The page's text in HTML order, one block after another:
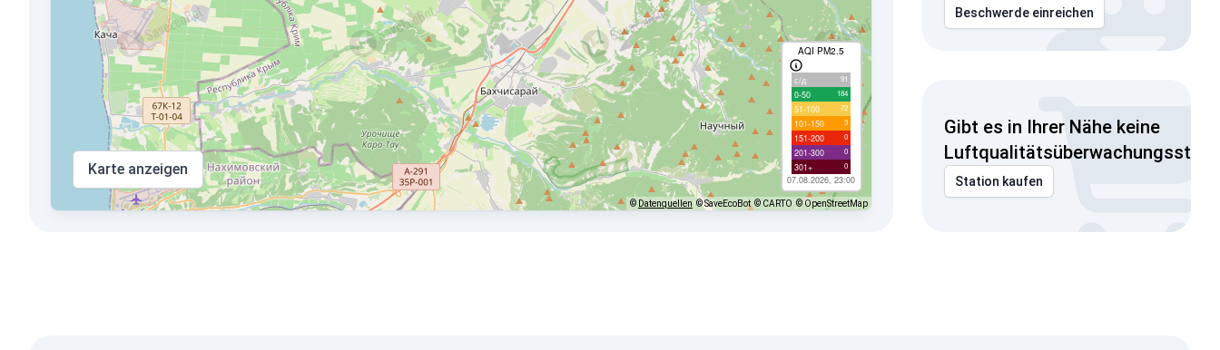
AQI PM2.5
с/д 91
0-50 184
51-100 72
101-150 3
151-200 0
201-300 0
301+ 0
07.08.2026, 23:00
Karte anzeigen
© Datenquellen © SaveEcoBot © CARTO © OpenStreetMap
Beschwerde einreichen
Gibt es in Ihrer Nähe keine
Station kaufen